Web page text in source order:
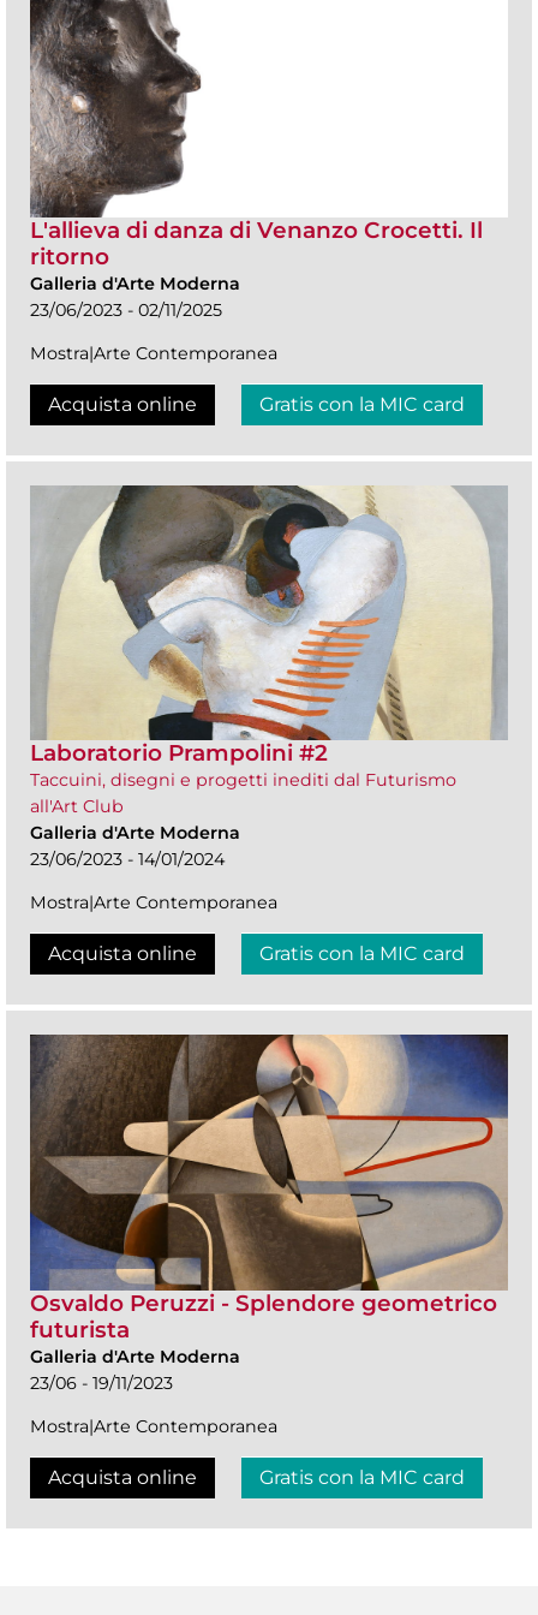
L'allieva di danza di Venanzo Crocetti. Il
ritorno
Galleria d'Arte Moderna
23/06/2023 - 02/11/2025
Mostra|Arte Contemporanea
Acquista online Gratis con la MIC card
Laboratorio Prampolini #2
Taccuini, disegni e progetti inediti dal Futurismo
all'Art Club
Galleria d'Arte Moderna
23/06/2023 - 14/01/2024
Mostra|Arte Contemporanea
Acquista online Gratis con la MIC card
Osvaldo Peruzzi - Splendore geometrico
futurista
Galleria d'Arte Moderna
23/06 - 19/11/2023
Mostra|Arte Contemporanea
Acquista online Gratis con la MIC card